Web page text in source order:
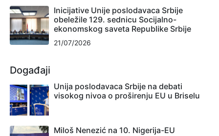
Inicijative Unije poslodavaca Srbije
obeležile 129. sednicu Socijalno-
ekonomskog saveta Republike Srbije
21/07/2026
Događaji
Unija poslodavaca Srbije na debati
visokog nivoa o proširenju EU u Briselu
Miloš Nenezić na 10. Nigerija-EU